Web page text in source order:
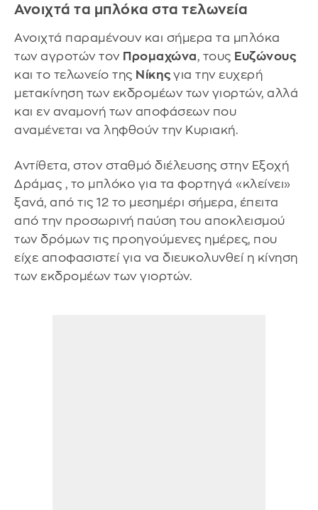
Ανοιχτά τα μπλόκα στα τελωνεία
Ανοιχτά παραμένουν και σήμερα τα μπλόκα
των αγροτών τον Προμαχώνα, τους Ευζώνους
και το τελωνείο της Νίκης για την ευχερή
μετακίνηση των εκδρομέων των γιορτών, αλλά
και εν αναμονή των αποφάσεων που
αναμένεται να ληφθούν την Κυριακή.
Αντίθετα, στον σταθμό διέλευσης στην Εξοχή
Δράμας , το μπλόκο για τα φορτηγά «κλείνει»
ξανά, από τις 12 το μεσημέρι σήμερα, έπειτα
από την προσωρινή παύση του αποκλεισμού
των δρόμων τις προηγούμενες ημέρες, που
είχε αποφασιστεί για να διευκολυνθεί η κίνηση
των εκδρομέων των γιορτών.